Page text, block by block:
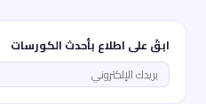
ابقَ على اطلاع بأحدث الكورسات